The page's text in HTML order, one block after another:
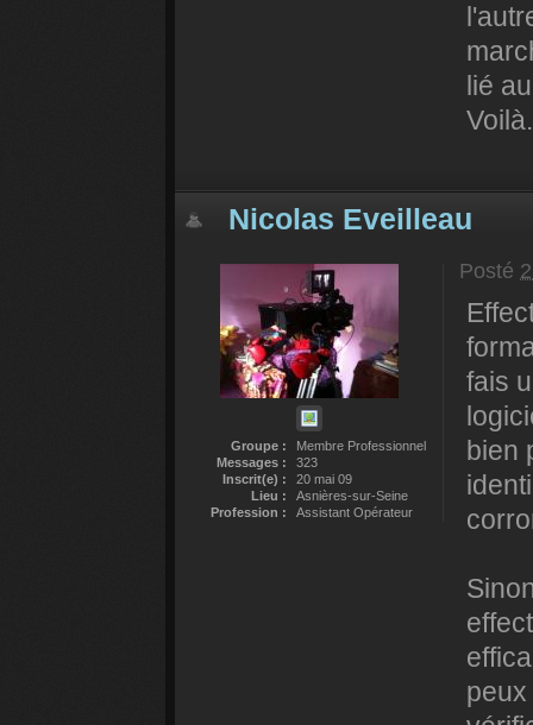
lié
Voilà.
Nicolas Eveilleau
Groupe :
Membre Professionnel
Messages :
323
Inscrit(e) :
20 mai 09
Lieu :
Asnières-sur-Seine
Profession :
Assistant Opérateur
Posté
fais
bien